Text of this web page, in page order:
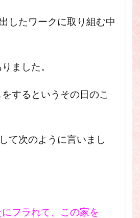
したワークに取り組む中
ました。
するというその日のこ
て次のように言いまし
フラれて、この家を